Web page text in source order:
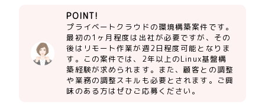
POINT!
プライベートクラウドの環境構築案件です。
最初の1ヶ月程度は出社が必要ですが、その
後はリモート作業が週2日程度可能となりま
す。この案件では、2年以上のLinux基盤構
築経験が求められます。また、顧客との調整
や業務の調整スキルも必要とされます。ご興
味のある方はぜひご応募ください。